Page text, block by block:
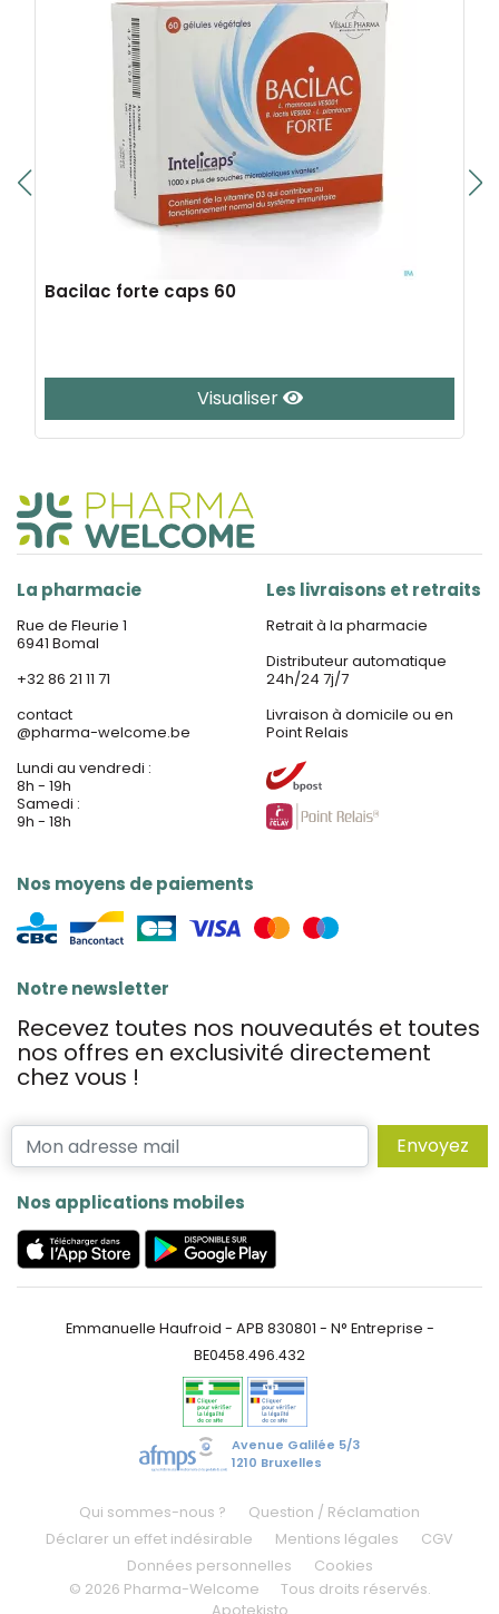
Bacilac forte caps 60
Visualiser
La pharmacie
Rue de Fleurie 1
6941 Bomal
+32 86 21 11 71
contact
@pharma-welcome.be
Lundi au vendredi :
8h - 19h
Samedi :
9h - 18h
Nos moyens de paiements
Les livraisons et retraits
Retrait à la pharmacie
Distributeur automatique
24h/24 7j/7
Livraison à domicile ou en
Point Relais
Notre newsletter
Recevez toutes nos nouveautés et toutes
nos offres en exclusivité directement
chez vous !
Envoyez
Nos applications mobiles
Emmanuelle Haufroid - APB 830801 - N° Entreprise -
BE0458.496.432
Avenue Galilée 5/3
1210 Bruxelles
Qui sommes-nous ?
Question / Réclamation
Déclarer un effet indésirable
Mentions légales
CGV
Données personnelles
Cookies
© 2026 Pharma-Welcome
Tous droits réservés.
Apotekisto